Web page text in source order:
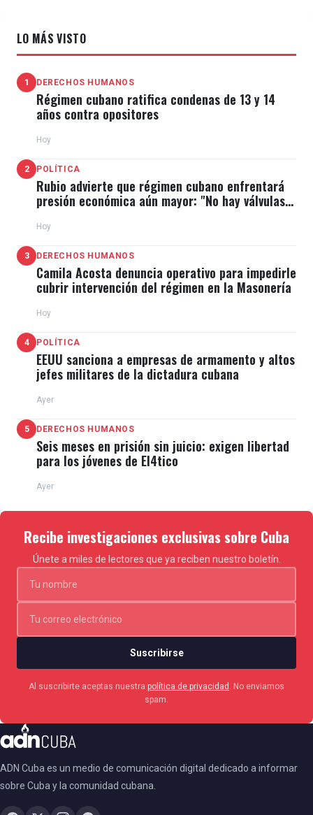
LO MÁS VISTO
1 DERECHOS HUMANOS
Régimen cubano ratifica condenas de 13 y 14
años contra opositores
Hoy
2 POLÍTICA
Rubio advierte que régimen cubano enfrentará
presión económica aún mayor: "No hay válvulas
Hoy
3 DERECHOS HUMANOS
Camila Acosta denuncia operativo para impedirle
cubrir intervención del régimen en la Masonería
Hoy
4 POLÍTICA
EEUU sanciona a empresas de armamento y altos
jefes militares de la dictadura cubana
Ayer
5 DERECHOS HUMANOS
Seis meses en prisión sin juicio: exigen libertad
para los jóvenes de El4tico
Ayer
Recibe investigaciones exclusivas sobre Cuba
Únete a miles de lectores que ya reciben nuestro boletín.
Suscribirse
Al suscribirte aceptas nuestra política de privacidad . No enviamos
spam.
ADN Cuba es un medio de comunicación digital dedicado a informar
sobre Cuba y la comunidad cubana.